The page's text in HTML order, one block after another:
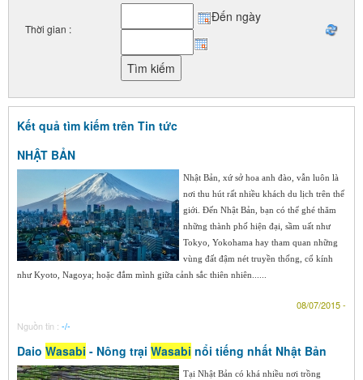
Thời gian :
Đến ngày
Kết quả tìm kiếm trên Tin tức
NHẬT BẢN
Nhật Bản, xứ sở hoa anh đào, vẫn luôn là
nơi thu hút rất nhiều khách du lịch trên thế
giới. Đến Nhật Bản, bạn có thể ghé thăm
những thành phố hiện đại, sầm uất như
Tokyo, Yokohama hay tham quan những
vùng đất đậm nét truyền thống, cổ kính
như Kyoto, Nagoya; hoặc đắm mình giữa cảnh sắc thiên nhiên......
08/07/2015 -
Nguồn tin : -/-
Daio Wasabi - Nông trại Wasabi nổi tiếng nhất Nhật Bản
Tại Nhật Bản có khá nhiều nơi trồng